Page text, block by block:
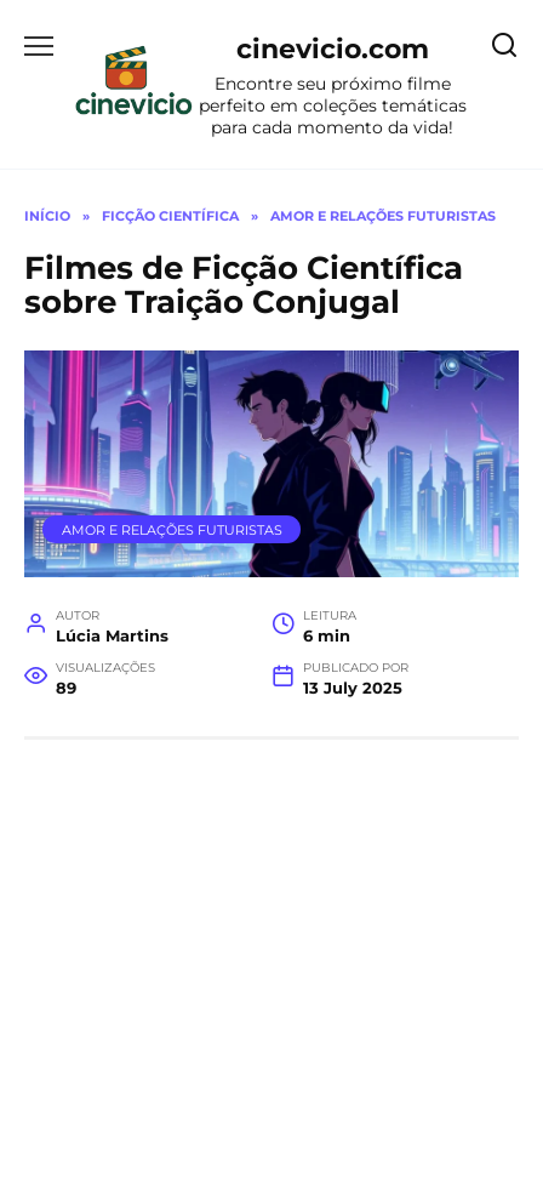
para
conteúdo
cinevicio.com
Encontre seu próximo filme
perfeito em coleções temáticas
para cada momento da vida!
INÍCIO » FICÇÃO CIENTÍFICA » AMOR E RELAÇÕES FUTURISTAS
Filmes de Ficção Científica
sobre Traição Conjugal
AMOR E RELAÇÕES FUTURISTAS
AUTOR
Lúcia Martins
LEITURA
6 min
VISUALIZAÇÕES
89
PUBLICADO POR
13 July 2025